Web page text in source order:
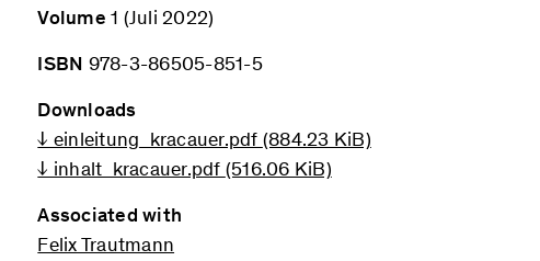
Volume 1 (Juli 2022)
ISBN 978-3-86505-851-5
Downloads
↓ einleitung_kracauer.pdf (884.23 KiB)
↓ inhalt_kracauer.pdf (516.06 KiB)
Associated with
Felix Trautmann